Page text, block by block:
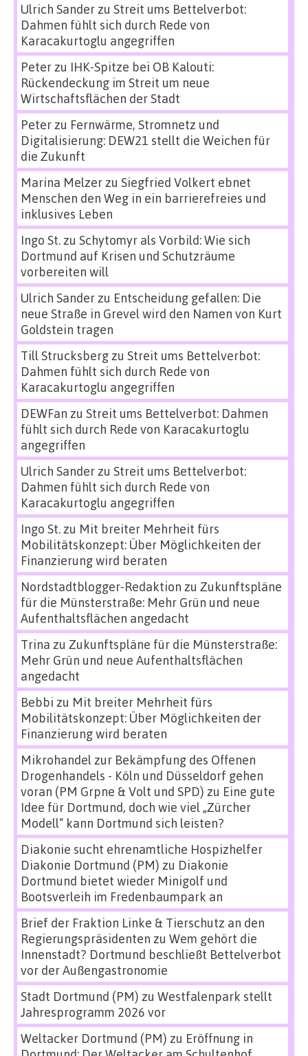
Ulrich Sanderzu Streit ums Bettelverbot:
Dahmen fühlt sich durch Rede von
Karacakurtoglu angegriffen
Peterzu IHK-Spitze bei OB Kalouti:
Rückendeckung im Streit um neue
Wirtschaftsflächen der Stadt
Peterzu Fernwärme, Stromnetz und
Digitalisierung: DEW21 stellt die Weichen für
die Zukunft
Marina Melzerzu Siegfried Volkert ebnet
Menschen den Weg in ein barrierefreies und
inklusives Leben
Ingo St.zu Schytomyr als Vorbild: Wie sich
Dortmund auf Krisen und Schutzräume
vorbereiten will
Ulrich Sanderzu Entscheidung gefallen: Die
neue Straße in Grevel wird den Namen von Kurt
Goldstein tragen
Till Strucksbergzu Streit ums Bettelverbot:
Dahmen fühlt sich durch Rede von
Karacakurtoglu angegriffen
DEWFan zu Streit ums Bettelverbot: Dahmen
fühlt sich durch Rede von Karacakurtoglu
angegriffen
Ulrich Sanderzu Streit ums Bettelverbot:
Dahmen fühlt sich durch Rede von
Karacakurtoglu angegriffen
Ingo St.zu Mit breiter Mehrheit fürs
Mobilitätskonzept: Über Möglichkeiten der
Finanzierung wird beraten
Nordstadtblogger-Redaktion zu Zukunftspläne
für die Münsterstraße: Mehr Grün und neue
Aufenthaltsflächen angedacht
Trina zu Zukunftspläne für die Münsterstraße:
Mehr Grün und neue Aufenthaltsflächen
angedacht
Bebbi zu Mit breiter Mehrheit fürs
Mobilitätskonzept: Über Möglichkeiten der
Finanzierung wird beraten
Mikrohandel zur Bekämpfung des Offenen
Drogenhandels - Köln und Düsseldorf gehen
voran (PM Grpne & Volt und SPD) zu Eine gute
Idee für Dortmund, doch wie viel „Zürcher
Modell“ kann Dortmund sich leisten?
Diakonie sucht ehrenamtliche Hospizhelfer
Diakonie Dortmund (PM) zu Diakonie
Dortmund bietet wieder Minigolf und
Bootsverleih im Fredenbaumpark an
Brief der Fraktion Linke & Tierschutz an den
Regierungspräsidenten zu Wem gehört die
Innenstadt? Dortmund beschließt Bettelverbot
vor der Außengastronomie
Stadt Dortmund (PM) zu Westfalenpark stellt
Jahresprogramm 2026 vor
Weltacker Dortmund (PM) zu Eröffnung in